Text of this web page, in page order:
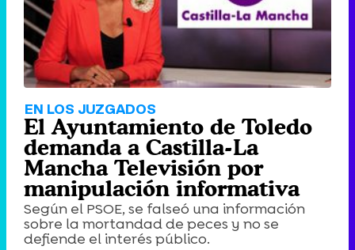
EN LOS JUZGADOS
El Ayuntamiento de Toledo
demanda a Castilla-La
Mancha Televisión por
manipulación informativa
Según el PSOE, se falseó una información
sobre la mortandad de peces y no se
defiende el interés público.